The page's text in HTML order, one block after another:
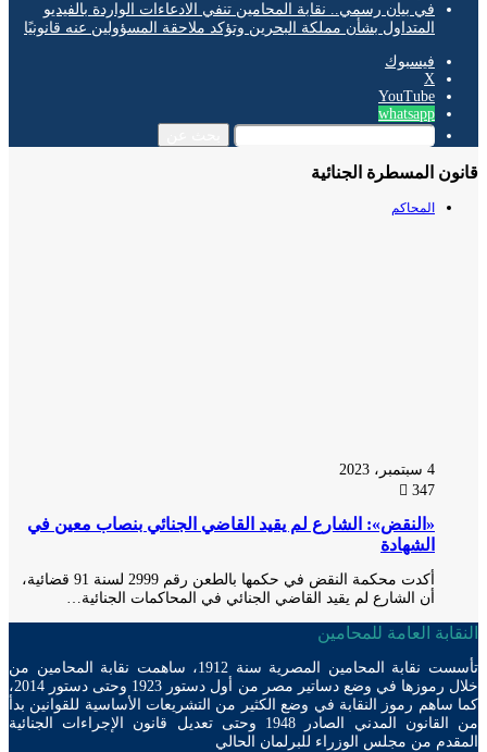
في بيان رسمي.. نقابة المحامين تنفي الادعاءات الواردة بالفيديو
المتداول بشأن مملكة البحرين وتؤكد ملاحقة المسؤولين عنه قانونيًا
فيسبوك
‫YouTube
whatsapp
المسطرة الجنائية
المحاكم
«النقض»: الشارع لم يقيد القاضي الجنائي بنصاب معين في
الشهادة
أكدت محكمة النقض في حكمها بالطعن رقم 2999 لسنة 91 قضائية،
أن الشارع لم يقيد القاضي الجنائي في المحاكمات الجنائية…
العامة للمحامين
تأسست نقابة المحامين المصرية سنة 1912، ساهمت نقابة المحامين من
خلال رموزها في وضع دساتير مصر من أول دستور 1923 وحتى دستور 2014،
رموز النقابة في وضع الكثير من التشريعات الأساسية للقوانين بدأ
من القانون المدني الصادر 1948 وحتى تعديل قانون الإجراءات الجنائية
من مجلس الوزراء للبرلمان الحالي